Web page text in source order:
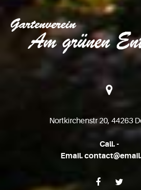
Nortkirchenstr 20, 44263
Call. -
Email.